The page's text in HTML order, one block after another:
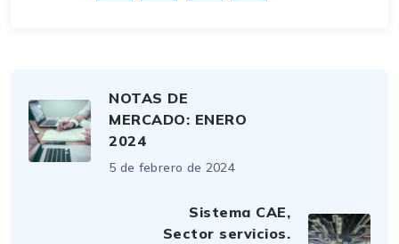
NOTAS DE
MERCADO: ENERO
2024
5 de febrero de 2024
Sistema CAE,
Sector servicios.